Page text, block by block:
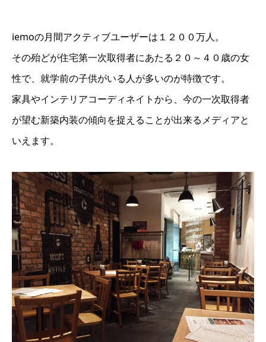
iemoの月間アクティブユーザーは１２００万人。
その殆どが住宅第一次取得者にあたる２０～４０歳の女
性で、就学前の子供がいる人が多いのが特徴です。
家具やインテリアコーディネイトから、今の一次取得者
が望む新築内装の傾向を捉えることが出来るメディアと
いえます。